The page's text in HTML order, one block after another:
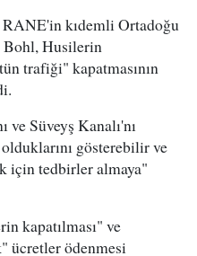
kıdemli Ortadoğu
Husilerin
trafiği" kapatmasının
ve Süveyş Kanalı'nı
gösterebilir ve
için tedbirler almaya"
kapatılması" ve
ücretler ödenmesi